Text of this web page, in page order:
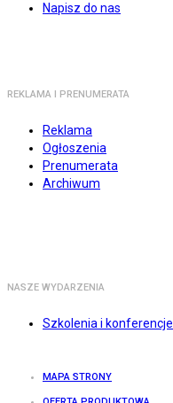
Napisz do nas
REKLAMA I PRENUMERATA
Reklama
Ogłoszenia
Prenumerata
Archiwum
NASZE WYDARZENIA
Szkolenia i konferencje
MAPA STRONY